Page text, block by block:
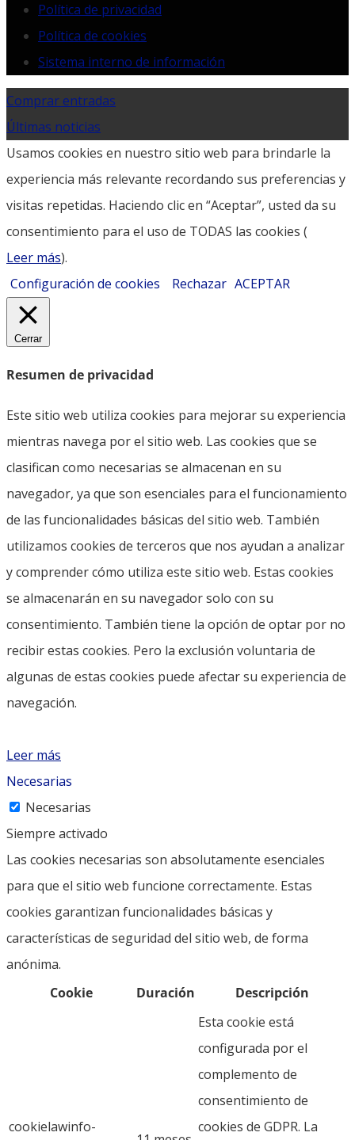
Política de privacidad
Política de cookies
Sistema interno de información
Comprar entradas
Últimas noticias
Usamos cookies en nuestro sitio web para brindarle la
experiencia más relevante recordando sus preferencias y
visitas repetidas. Haciendo clic en “Aceptar”, usted da su
consentimiento para el uso de TODAS las cookies (
Leer más).
Configuración de cookies
Rechazar ACEPTAR
Cerrar
Resumen de privacidad
Este sitio web utiliza cookies para mejorar su experiencia
mientras navega por el sitio web. Las cookies que se
clasifican como necesarias se almacenan en su
navegador, ya que son esenciales para el funcionamiento
de las funcionalidades básicas del sitio web. También
utilizamos cookies de terceros que nos ayudan a analizar
y comprender cómo utiliza este sitio web. Estas cookies
se almacenarán en su navegador solo con su
consentimiento. También tiene la opción de optar por no
recibir estas cookies. Pero la exclusión voluntaria de
algunas de estas cookies puede afectar su experiencia de
navegación.
Leer más
Necesarias
Necesarias
Siempre activado
Las cookies necesarias son absolutamente esenciales
para que el sitio web funcione correctamente. Estas
cookies garantizan funcionalidades básicas y
características de seguridad del sitio web, de forma
anónima.
Cookie
Duración Descripción
cookielawinfo-
Esta cookie está
configurada por el
complemento de
consentimiento de
cookies de GDPR. La